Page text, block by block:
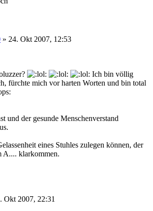
» 24. Okt 2007, 12:53
Ich bin völlig
fürchte mich vor harten Worten und bin total
und der gesunde Menschenverstand
eines Stuhles zulegen können, der
A.... klarkommen.
Okt 2007, 22:31